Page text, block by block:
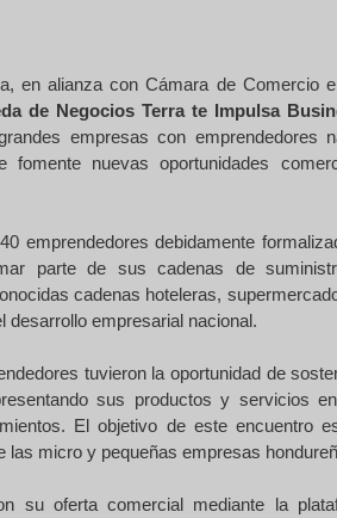
en alianza con Cámara de Comercio
de Negocios Terra te Impulsa
empresas con emprendedores
fomente nuevas oportunidades
emprendedores debidamente
parte de sus cadenas de
cadenas hoteleras,
desarrollo empresarial nacional.
tuvieron la oportunidad de
sus productos y servicios
El objetivo de este encuentro
las micro y pequeñas empresas
su oferta comercial mediante la